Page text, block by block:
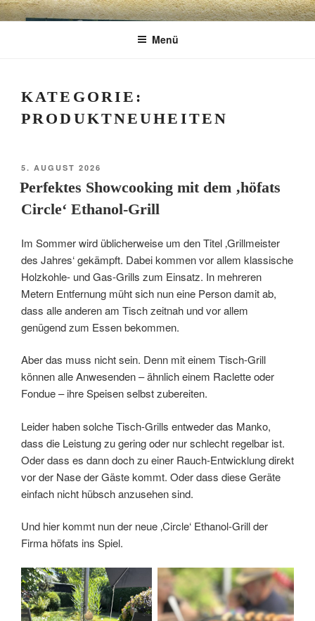
Zum
InhaltCHARME
Geschenkartikel & Kunstobjekte in Bad
Menü
KATEGORIE:
PRODUKTNEUHEITEN
VERÖFFENTLICHT
5. AUGUST 2026
Perfektes Showcooking mit dem ‚höfats
Circle‘ Ethanol-Grill
Im Sommer wird üblicherweise um den Titel ‚Grillmeister
des Jahres‘ gekämpft. Dabei kommen vor allem klassische
Holzkohle- und Gas-Grills zum Einsatz. In mehreren
Metern Entfernung müht sich nun eine Person damit ab,
dass alle anderen am Tisch zeitnah und vor allem
genügend zum Essen bekommen.
Aber das muss nicht sein. Denn mit einem Tisch-Grill
können alle Anwesenden – ähnlich einem Raclette oder
Fondue – ihre Speisen selbst zubereiten.
Leider haben solche Tisch-Grills entweder das Manko,
dass die Leistung zu gering oder nur schlecht regelbar ist.
Oder dass es dann doch zu einer Rauch-Entwicklung direkt
vor der Nase der Gäste kommt. Oder dass diese Geräte
einfach nicht hübsch anzusehen sind.
Und hier kommt nun der neue ‚Circle‘ Ethanol-Grill der
Firma höfats ins Spiel.